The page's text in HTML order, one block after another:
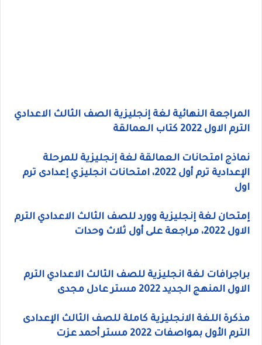
المراجعة النهائية لغة إنجليزية الصف الثالث الاعدادي
الترم الاول 2022 كتاب العمالقة
نماذج امتحانات العمالقة لغة إنجليزية للمرحلة
الإعدادية ترم أول 2022، امتحانات انجليزي إعدادى ترم
اول
إمتحان لغة إنجليزية وورد للصف الثالث الاعدادي الترم
الاول 2022، مراجعة على أول ثلاث وحدات
براجرافات لغة انجليزية للصف الثالث الاعدادي الترم
الاول المنهج الجديد 2022 مستر عادل مجدى
مذكرة اللغة الانجليزية كاملة للصف الثالث الإعدادى
الترم الأول بمواصفات 2022 مستر أحمد عزت